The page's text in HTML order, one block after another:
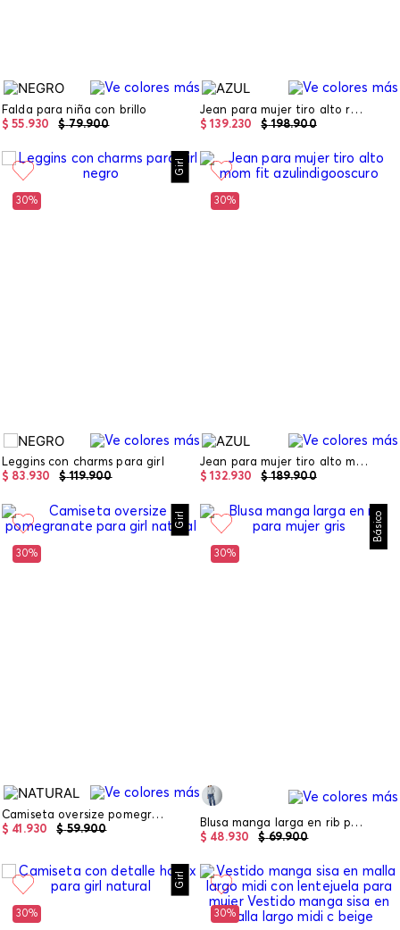
Falda para niña con brillo
$ 79.900
$ 55.930
Jean para mujer tiro alto recto
$ 198.900
$ 139.230
Girl
30%
Leggins con charms para girl
$ 119.900
$ 83.930
30%
Jean para mujer tiro alto mom fit
$ 189.900
$ 132.930
Girl
30%
Camiseta oversize pomegranate para girl
$ 59.900
$ 41 .930
Básico
30%
Blusa manga larga en rib para mujer
$ 69.900
$ 48.930
Girl
30% 30%